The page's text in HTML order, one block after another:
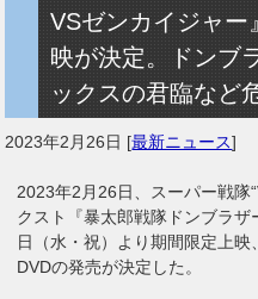
VSゼンカイジャー
映が決定。ドンブ
ックスの君臨など
2023年2月26日 [最新ニュース]
2023年2月26日、スーパー戦隊
クスト『暴太郎戦隊ドンブラ
日（水・祝）より期間限定上
DVDの発売が決定した。